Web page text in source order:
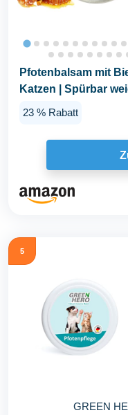
Pfotenbalsam mit
Katzen | Spürbar
23 % Rabatt
5
GREEN